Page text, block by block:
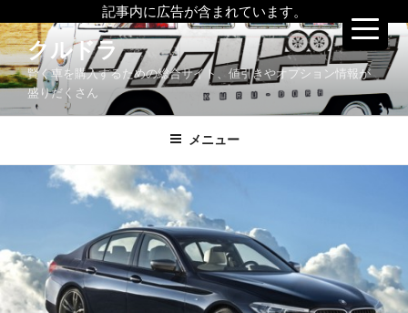
記事内に広告が含まれています。
コ
ン
テ
ツ
ス
クルドラ
賢く車を購入するための総合サイト、値引きやオプション情報が
盛りだくさん
メニュー